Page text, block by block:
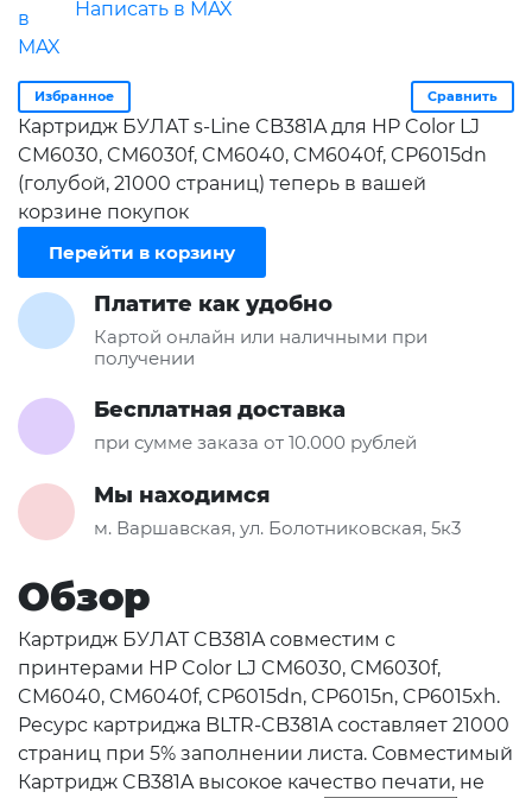
Написать в MAX
Избранное Сравнить
Картридж БУЛАТ s-Line CB381A для HP Color LJ
CM6030, CM6030f, CM6040, CM6040f, CP6015dn
(голубой, 21000 страниц) теперь в вашей
корзине покупок
Перейти в корзину
Платите как удобно
Картой онлайн или наличными при
получении
Бесплатная доставка
при сумме заказа от 10.000 рублей
Мы находимся
м. Варшавская, ул. Болотниковская, 5к3
Обзор
Картридж БУЛАТ CB381A совместим с
принтерами HP Color LJ CM6030, CM6030f,
CM6040, CM6040f, CP6015dn, CP6015n, CP6015xh.
Ресурс картриджа BLTR-CB381A составляет 21000
страниц при 5% заполнении листа. Совместимый
Картридж CB381A высокое качество печати, не